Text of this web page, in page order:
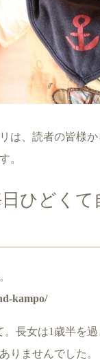
は、読者の皆様
。
ひどく
kampo/
長女は1歳半を
りませんでした。